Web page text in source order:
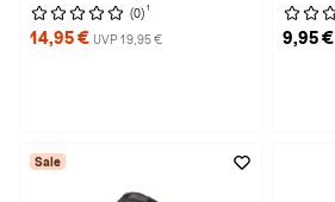
(0) 1
14,95 € UVP 19,95 € 9,95 €
Sale